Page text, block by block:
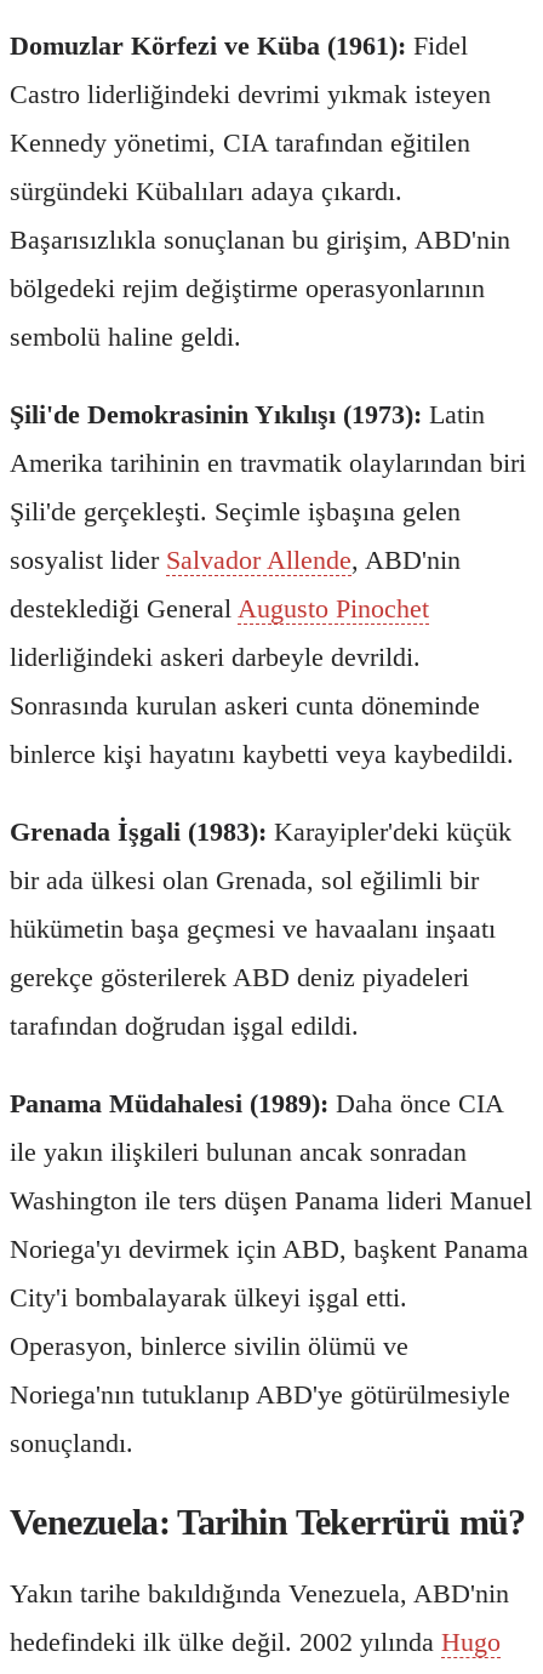
Domuzlar Körfezi ve Küba (1961): Fidel
Castro liderliğindeki devrimi yıkmak isteyen
Kennedy yönetimi, CIA tarafından eğitilen
sürgündeki Kübalıları adaya çıkardı.
Başarısızlıkla sonuçlanan bu girişim, ABD'nin
bölgedeki rejim değiştirme operasyonlarının
sembolü haline geldi.
Şili'de Demokrasinin Yıkılışı (1973): Latin
Amerika tarihinin en travmatik olaylarından biri
Şili'de gerçekleşti. Seçimle işbaşına gelen
sosyalist lider Salvador Allende, ABD'nin
desteklediği General Augusto Pinochet
liderliğindeki askeri darbeyle devrildi.
Sonrasında kurulan askeri cunta döneminde
binlerce kişi hayatını kaybetti veya kaybedildi.
Grenada İşgali (1983): Karayipler'deki küçük
bir ada ülkesi olan Grenada, sol eğilimli bir
hükümetin başa geçmesi ve havaalanı inşaatı
gerekçe gösterilerek ABD deniz piyadeleri
tarafından doğrudan işgal edildi.
Panama Müdahalesi (1989): Daha önce CIA
ile yakın ilişkileri bulunan ancak sonradan
Washington ile ters düşen Panama lideri Manuel
Noriega'yı devirmek için ABD, başkent Panama
City'i bombalayarak ülkeyi işgal etti.
Operasyon, binlerce sivilin ölümü ve
Noriega'nın tutuklanıp ABD'ye götürülmesiyle
sonuçlandı.
Venezuela: Tarihin Tekerrürü mü?
Yakın tarihe bakıldığında Venezuela, ABD'nin
hedefindeki ilk ülke değil. 2002 yılında Hugo